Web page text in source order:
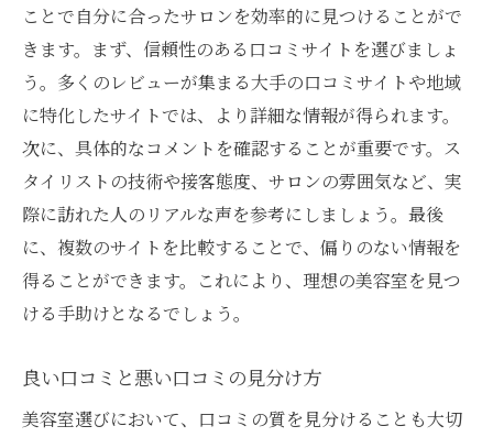
ことで自分に合ったサロンを効率的に見つけることがで
きます。まず、信頼性のある口コミサイトを選びましょ
う。多くのレビューが集まる大手の口コミサイトや地域
に特化したサイトでは、より詳細な情報が得られます。
次に、具体的なコメントを確認することが重要です。ス
タイリストの技術や接客態度、サロンの雰囲気など、実
際に訪れた人のリアルな声を参考にしましょう。最後
に、複数のサイトを比較することで、偏りのない情報を
得ることができます。これにより、理想の美容室を見つ
ける手助けとなるでしょう。
良い口コミと悪い口コミの見分け方
美容室選びにおいて、口コミの質を見分けることも大切